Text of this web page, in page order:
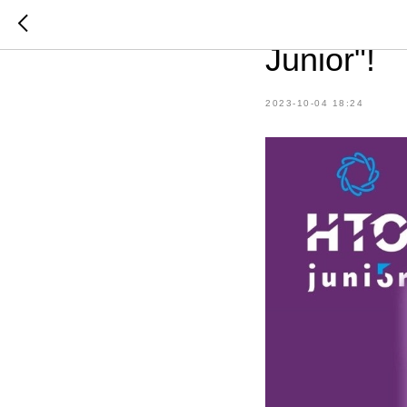
Junior"!
2023-10-04 18:24